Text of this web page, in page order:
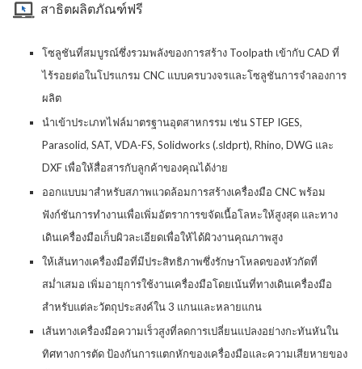
สาธิตผลิตภัณฑ์ฟรี
โซลูชันที่สมบูรณ์ซึ่งรวมพลังของการสร้าง Toolpath เข้ากับ CAD ที่
ไร้รอยต่อในโปรแกรม CNC แบบครบวงจรและโซลูชันการจำลองการ
ผลิต
นำเข้าประเภทไฟล์มาตรฐานอุตสาหกรรม เช่น STEP IGES,
Parasolid, SAT, VDA-FS, Solidworks (.sldprt), Rhino, DWG และ
DXF เพื่อให้สื่อสารกับลูกค้าของคุณได้ง่าย
ออกแบบมาสำหรับสภาพแวดล้อมการสร้างเครื่องมือ CNC พร้อม
ฟังก์ชันการทำงานเพื่อเพิ่มอัตราการขจัดเนื้อโลหะให้สูงสุด และทาง
เดินเครื่องมือเก็บผิวละเอียดเพื่อให้ได้ผิวงานคุณภาพสูง
ให้เส้นทางเครื่องมือที่มีประสิทธิภาพซึ่งรักษาโหลดของหัวกัดที่
สม่ำเสมอ เพิ่มอายุการใช้งานเครื่องมือโดยเน้นที่ทางเดินเครื่องมือ
สำหรับแต่ละวัตถุประสงค์ใน 3 แกนและหลายแกน
เส้นทางเครื่องมือความเร็วสูงที่ลดการเปลี่ยนแปลงอย่างกะทันหันใน
ทิศทางการตัด ป้องกันการแตกหักของเครื่องมือและความเสียหายของ